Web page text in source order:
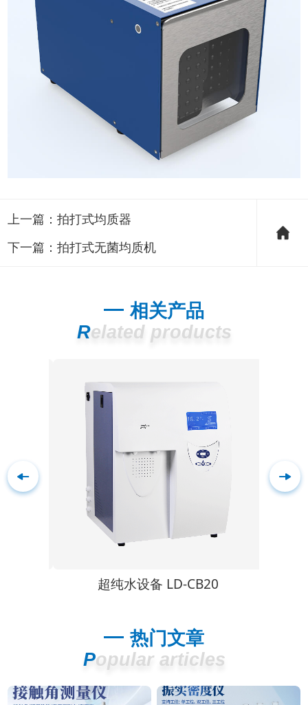
上一篇：拍打式均质器
下一篇：拍打式无菌均质机
相关产品
Related products
超纯水设备 LD-CB20
热门文章
Popular articles